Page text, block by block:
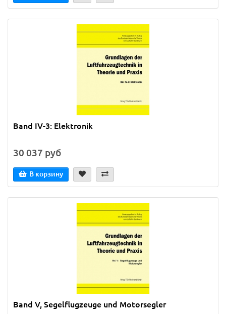
Band IV-3: Elektronik
30 037 руб
В корзину
Band V, Segelflugzeuge und Motorsegler